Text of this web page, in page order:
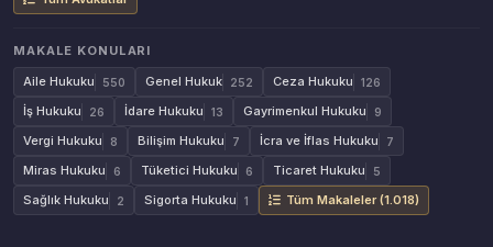
MAKALE KONULARI
Aile Hukuku
550 Genel Hukuk 252 Ceza Hukuku 126
İş Hukuku 26 İdare Hukuku 13 Gayrimenkul Hukuku 9
Vergi Hukuku 8 Bilişim Hukuku 7 İcra ve İflas Hukuku 7
Miras Hukuku 6 Tüketici Hukuku 6 Ticaret Hukuku 5
Sağlık Hukuku 2 Sigorta Hukuku 1 Tüm Makaleler (1.018)